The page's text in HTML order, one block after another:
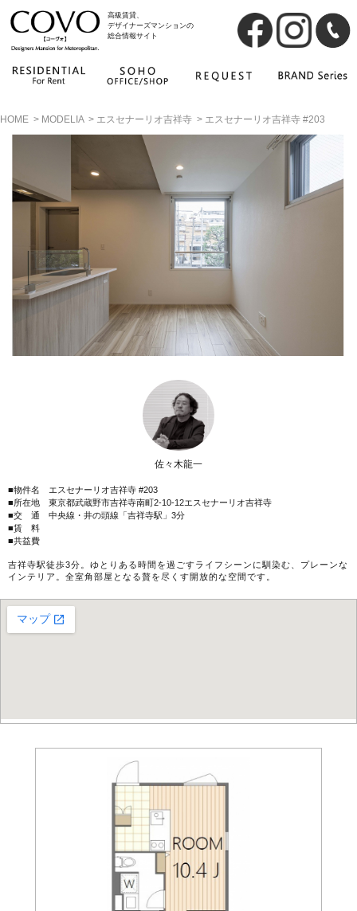
高級賃貸、
デザイナーズマンションの
総合情報サイト
HOME > MODELIA > エスセナーリオ吉祥寺 > エスセナーリオ吉祥寺 #203
佐々木龍一
■物件名 エスセナーリオ吉祥寺 #203
■所在地 東京都武蔵野市吉祥寺南町2-10-12エスセナーリオ吉祥寺
■交 通 中央線・井の頭線「吉祥寺駅」3分
■賃 料
■共益費
吉祥寺駅徒歩3分。ゆとりある時間を過ごすライフシーンに馴染む、プレーンな
インテリア。全室角部屋となる贅を尽くす開放的な空間です。